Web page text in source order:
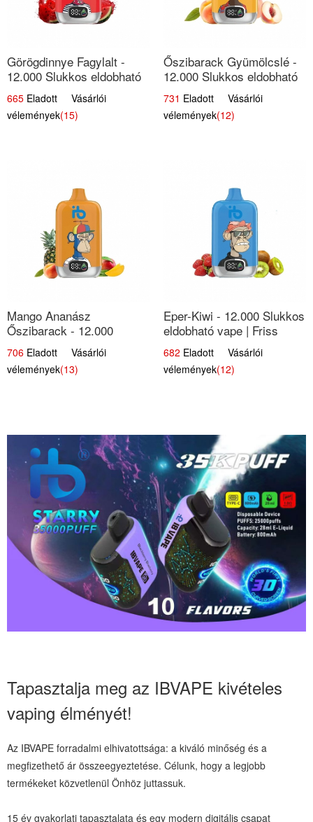
Görögdinnye Fagylalt -
12.000 Slukkos eldobható
e-Cigaretta
665 Eladott Vásárlói
vélemények(15)
Őszibarack Gyümölcslé -
12.000 Slukkos eldobható
e-Cigaretta | Friss
Gyümölcs Íz
731 Eladott Vásárlói
vélemények(12)
Mango Ananász
Őszibarack - 12.000
Slukkos eldobható e-
Cigaretta
706 Eladott Vásárlói
vélemények(13)
Eper-Kiwi - 12.000 Slukkos
eldobható vape | Friss
Gyümölcs Kombináció
682 Eladott Vásárlói
vélemények(12)
Tapasztalja meg az IBVAPE kivételes
vaping élményét!
Az IBVAPE forradalmi elhivatottsága: a kiváló minőség és a
megfizethető ár összeegyeztetése. Célunk, hogy a legjobb
termékeket közvetlenül Önhöz juttassuk.
15 év gyakorlati tapasztalata és egy modern digitális csapat